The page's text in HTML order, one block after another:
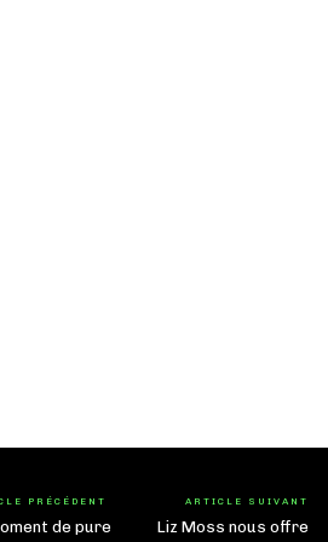
PRÉCÉDENT
de pure
ARTICLE SUIVANT
Liz Moss nous offre